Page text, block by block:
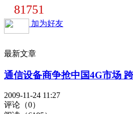
81751
加为好友
最新文章
通信设备商争抢中国4G市场
2009-11-24 11:27
评论（0）